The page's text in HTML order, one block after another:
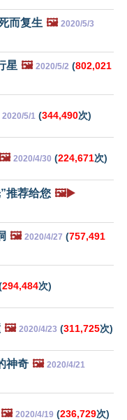
而复生 🖼️ 2020/5/3
星 🖼️ 2020/5/2 (802,021
2020/5/1 (344,490次)
2020/4/30 (224,671次)
推荐给您 🖼️▶️
🖼️ 2020/4/27 (757,491
294,484次)
🖼️ 2020/4/23 (311,725次)
神奇 🖼️ 2020/4/21
🖼️ 2020/4/19 (236,729次)